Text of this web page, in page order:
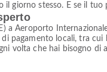
giorno stesso. E se il
a Aeroporto
pagamento locali, tra
volta che hai bisogno di